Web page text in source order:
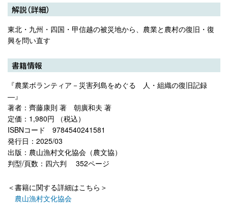
解説（詳細）
東北・九州・四国・甲信越の被災地から、農業と農村の復旧・復
興を問い直す
書籍情報
『農業ボランティア－災害列島をめぐる 人・組織の復旧記録
―』
著者：齊藤康則 著 朝廣和夫 著
定価：1,980円 （税込）
ISBNコード 9784540241581
発行日：2025/03
出版：農山漁村文化協会（農文協）
判型/頁数：四六判 352ページ
＜書籍に関する詳細はこちら＞
農山漁村文化協会